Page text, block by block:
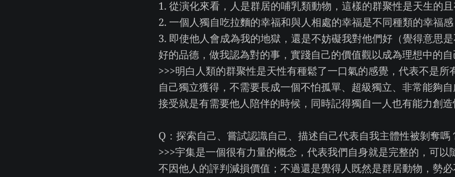
1. 從演化來看，人是群居的哺乳類動物，這樣的群聚性是天生的
2. 一個人獨自吃拉麵的幸福和與人相處的幸福是不同種類的幸福感
3. 即使他人會成為我的地獄，還是不妨礙我對他們好（覺得意思
好的品德，做我認為對的事，實踐自己的價值觀以成為理想中的自
>>>明白人類的群聚性是天性有種鬆了一口氣的感覺，代表不是所
自己獨立獲得，不需要長成一個不怕孤單、超級獨立、非常能夠
接受就是有需要他人陪伴的時候，同時記得獨自一人也有能力創
Q：探索自己、嘗試認識自己、描述自己代表自我主體性被剝奪嗎
>>>宇集是一個很有力量的概念，代表我們自身就是完整的，可以
不因他人的評判減損價值；不過還是覺得人既然是群居動物，勢